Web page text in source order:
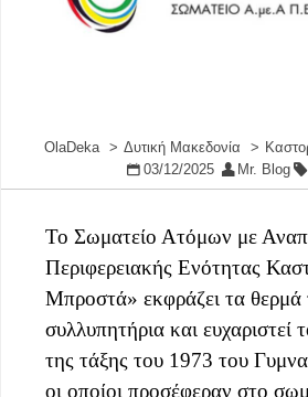
OlaDeka Δυτική Μακεδονία
03/12/2025
Mr. Blog
Το Σωματείο Ατόμων με
Περιφερειακής Ενότητας
Μπροστά» εκφράζει τα θερμά
συλλυπητήρια και ευχαριστεί
της τάξης του 1973 του
οι οποίοι προσέφεραν στο